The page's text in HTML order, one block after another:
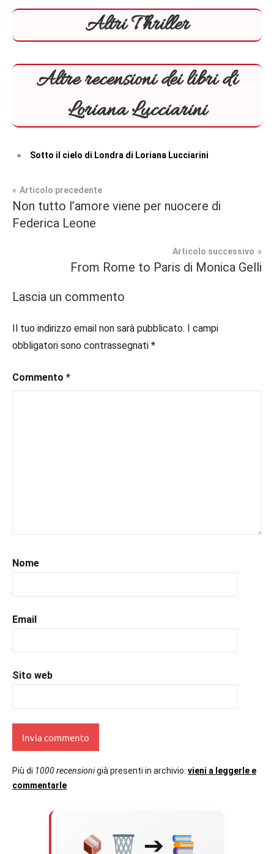
Altri Thriller
Altre recensioni dei libri di
Loriana Lucciarini
Sotto il cielo di Londra di Loriana Lucciarini
Tag
#blog
#consigliodilettura
#instalibri,
#ioleggo,
#kindle,
#leggerechepassione,
Recensioni
Navigazione
articoli
Articolo precedente
Non tutto l’amore viene per nuocere di
Federica Leone
Articolo successivo
From Rome to Paris di Monica Gelli
Lascia un commento
Il tuo indirizzo email non sarà pubblicato. I campi
obbligatori sono contrassegnati *
Commento *
Nome
Email
Sito web
Più di 1000 recensionigià presenti in archivio: vieni a leggerle e
commentarle